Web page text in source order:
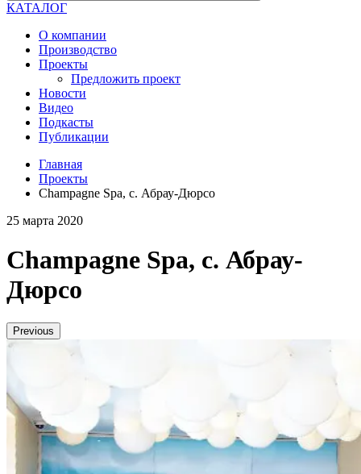
КАТАЛОГ
О компании
Производство
Проекты
Предложить проект
Новости
Видео
Подкасты
Публикации
Главная
Проекты
Champagne Spa, с. Абрау-Дюрсо
25 марта 2020
Champagne Spa, с. Абрау-
Дюрсо
Previous